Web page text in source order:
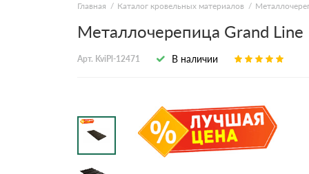
О компании
Доставка и оплата
Вопросы-ответы
Контакты
Ондулин и шифер
Доборные элементы
Главная Каталог кровельных материалов
Металлочерепица Grand
Арт. KviPl-12471 В наличии